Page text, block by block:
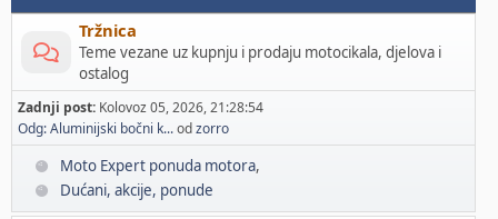
Tržnica
Teme vezane uz kupnju i prodaju motocikala, djelova i
ostalog
Zadnji post: Kolovoz 05, 2026, 21:28:54
Odg: Aluminijski bočni k...odzorro
Moto Expert ponuda motora
Dućani, akcije, ponude